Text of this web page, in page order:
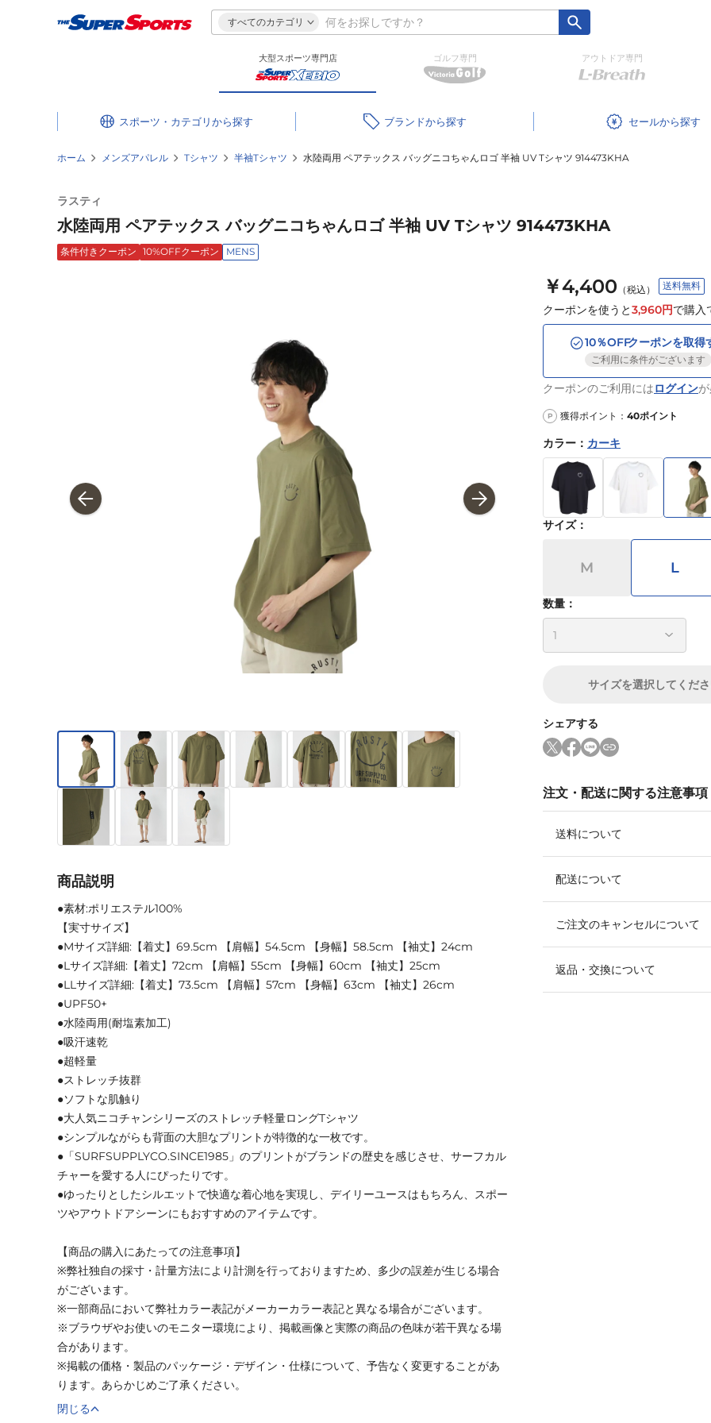
すべてのカテゴリ
大型スポーツ専門店 ゴルフ専門 アウトドア専門
スポーツ・カテゴリ ブランド セール
ホーム メンズアパレル Tシャツ 半袖Tシャツ 水陸両用 ペアテックス バッグニコちゃんロゴ 半袖 UV Tシャツ 914473KHA
ラスティ
水陸両用 ペアテックス バッグニコちゃんロゴ 半袖 UV Tシャツ 914473KHA
条件付きクーポン 10%OFFクーポン MENS
￥4,400 （税込） 送料無料
クーポンを使うと3,960円で購入
10％OFFクーポンを取得
ご利用に条件がございます
クーポンのご利用にはログイン
P 獲得ポイント： 40ポイント
カラー ： カーキ
サイズ：
M L
数量：
サイズを選択してくだ
シェアする
注文・配送に関する注意事項
送料について
配送について
ご注文のキャンセルについて
返品・交換について
商品説明
●素材:ポリエステル100%
【実寸サイズ】
●Mサイズ詳細:【着丈】69.5cm 【肩幅】54.5cm 【身幅】58.5cm 【袖丈】24cm
●Lサイズ詳細:【着丈】72cm 【肩幅】55cm 【身幅】60cm 【袖丈】25cm
●LLサイズ詳細:【着丈】73.5cm 【肩幅】57cm 【身幅】63cm 【袖丈】26cm
●UPF50+
●水陸両用(耐塩素加工)
●吸汗速乾
●超軽量
●ストレッチ抜群
●ソフトな肌触り
●大人気ニコチャンシリーズのストレッチ軽量ロングTシャツ
●シンプルながらも背面の大胆なプリントが特徴的な一枚です。
●「SURFSUPPLYCO.SINCE1985」のプリントがブランドの歴史を感じさせ、サーフカル
チャーを愛する人にぴったりです。
●ゆったりとしたシルエットで快適な着心地を実現し、デイリーユースはもちろん、スポー
ツやアウトドアシーンにもおすすめのアイテムです。
【商品の購入にあたっての注意事項】
※弊社独自の採寸・計量方法により計測を行っておりますため、多少の誤差が生じる場合
がございます。
※一部商品において弊社カラー表記がメーカーカラー表記と異なる場合がございます。
※ブラウザやお使いのモニター環境により、掲載画像と実際の商品の色味が若干異なる場
合があります。
※掲載の価格・製品のパッケージ・デザイン・仕様について、予告なく変更することがあ
ります。あらかじめご了承ください。
閉じる